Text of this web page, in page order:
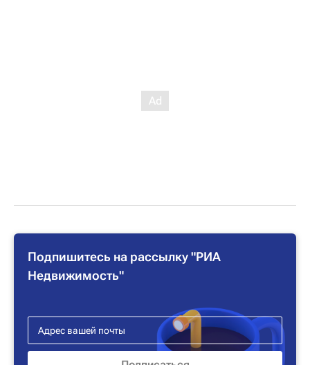
Подпишитесь на рассылку "РИА
Недвижимость"